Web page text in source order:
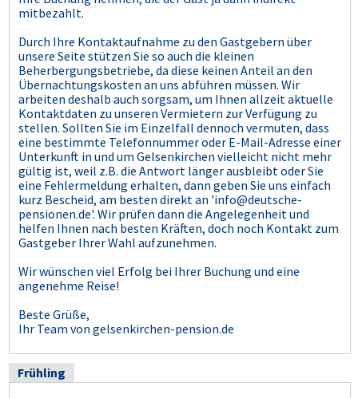
mitbezahlt.
Durch Ihre Kontaktaufnahme zu den Gastgebern über
unsere Seite stützen Sie so auch die kleinen
Beherbergungsbetriebe, da diese keinen Anteil an den
Übernachtungskosten an uns abführen müssen. Wir
arbeiten deshalb auch sorgsam, um Ihnen allzeit aktuelle
Kontaktdaten zu unseren Vermietern zur Verfügung zu
stellen. Sollten Sie im Einzelfall dennoch vermuten, dass
eine bestimmte Telefonnummer oder E-Mail-Adresse einer
Unterkunft in und um Gelsenkirchen vielleicht nicht mehr
gültig ist, weil z.B. die Antwort länger ausbleibt oder Sie
eine Fehlermeldung erhalten, dann geben Sie uns einfach
kurz Bescheid, am besten direkt an 'info@deutsche-
pensionen.de'. Wir prüfen dann die Angelegenheit und
helfen Ihnen nach besten Kräften, doch noch Kontakt zum
Gastgeber Ihrer Wahl aufzunehmen.
Wir wünschen viel Erfolg bei Ihrer Buchung und eine
angenehme Reise!
Beste Grüße,
Ihr Team von gelsenkirchen-pension.de
Frühling